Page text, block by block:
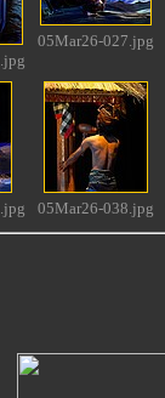
05Mar26-027.jpg
05Mar26-038.jpg